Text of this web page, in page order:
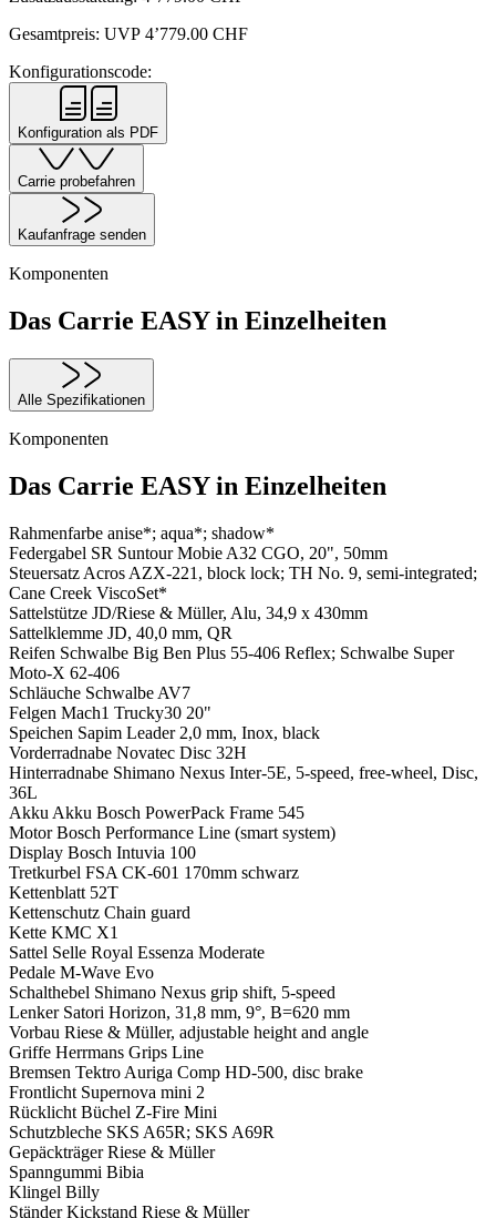
Gesamtpreis: UVP 4’779.00 CHF
Konfigurationscode:
Konfiguration als PDF
Carrie probefahren
Kaufanfrage senden
Komponenten
Das Carrie EASY in Einzelheiten
Alle Spezifikationen
Komponenten
Das Carrie EASY in Einzelheiten
Rahmenfarbe anise*; aqua*; shadow*
Federgabel SR Suntour Mobie A32 CGO, 20", 50mm
Steuersatz Acros AZX-221, block lock; TH No. 9, semi-integrated;
Cane Creek ViscoSet*
Sattelstütze JD/Riese & Müller, Alu, 34,9 x 430mm
Sattelklemme JD, 40,0 mm, QR
Reifen Schwalbe Big Ben Plus 55-406 Reflex; Schwalbe Super
Moto-X 62-406
Schläuche Schwalbe AV7
Felgen Mach1 Trucky30 20"
Speichen Sapim Leader 2,0 mm, Inox, black
Vorderradnabe Novatec Disc 32H
Hinterradnabe Shimano Nexus Inter-5E, 5-speed, free-wheel, Disc,
36L
Akku Akku Bosch PowerPack Frame 545
MotorBosch Performance Line (smart system)
Display Bosch Intuvia 100
Tretkurbel FSA CK-601 170mm schwarz
Kettenblatt 52T
Kettenschutz Chain guard
Kette KMC X1
Sattel Selle Royal Essenza Moderate
Pedale M-Wave Evo
Schalthebel Shimano Nexus grip shift, 5-speed
Lenker Satori Horizon, 31,8 mm, 9°, B=620 mm
Vorbau Riese & Müller, adjustable height and angle
Griffe Herrmans Grips Line
Bremsen Tektro Auriga Comp HD-500, disc brake
Frontlicht Supernova mini 2
Rücklicht Büchel Z-Fire Mini
Schutzbleche SKS A65R; SKS A69R
GepäckträgerRiese & Müller
Spanngummi Bibia
Klingel Billy
StänderKickstand Riese & Müller